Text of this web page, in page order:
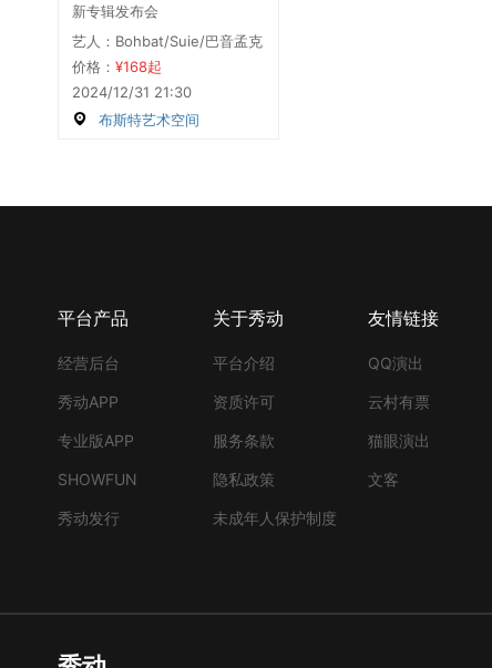
新专辑发布会
艺人：Bohbat/Suie/巴音孟克
价格： ¥168起
2024/12/31 21:30
布斯特艺术空间
平台产品
经营后台
秀动APP
专业版APP
SHOWFUN
秀动发行
关于秀动
平台介绍
资质许可
服务条款
隐私政策
未成年人保护制度
友情链接
QQ演出
云村有票
猫眼演出
文客